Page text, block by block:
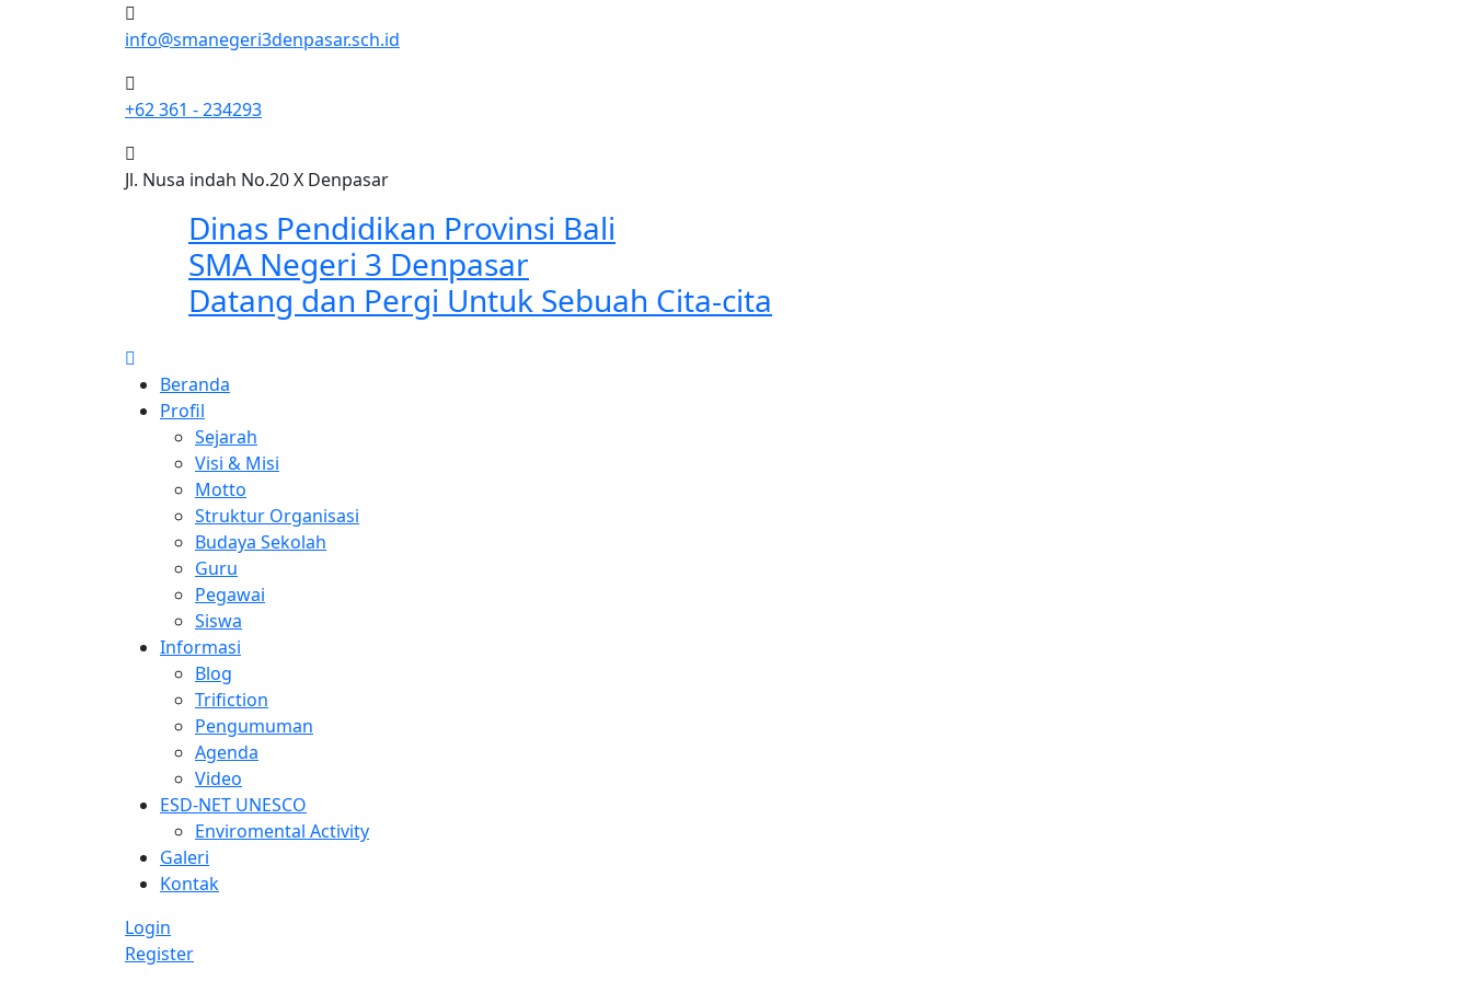
info@smanegeri3denpasar.sch.id
+62 361 - 234293
Jl. Nusa indah No.20 X Denpasar
Dinas Pendidikan Provinsi Bali
SMA Negeri 3 Denpasar
Datang dan Pergi Untuk Sebuah Cita-cita
Beranda
Profil
Sejarah
Visi & Misi
Motto
Struktur Organisasi
Budaya Sekolah
Guru
Pegawai
Siswa
Informasi
Blog
Trifiction
Pengumuman
Agenda
Video
ESD-NET UNESCO
Enviromental Activity
Galeri
Kontak
Login
Register